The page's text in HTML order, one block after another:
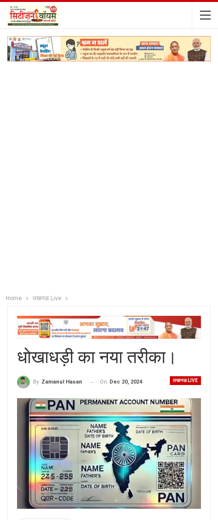
Home लखनऊ Live
धोखाधड़ी का नया तरीका।
लखनऊ LIVE
By Zamanul Hasan On Dec 20, 2024